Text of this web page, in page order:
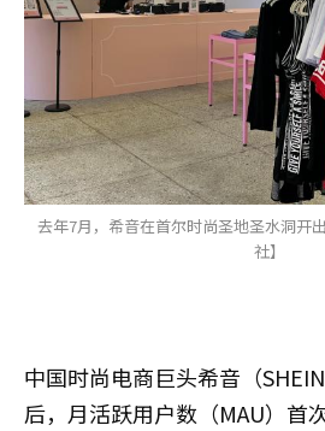
去年7月，希音在首尔时尚圣地圣水洞开
社】
中国时尚电商巨头希音（
后，月活跃用户数（MAU）首